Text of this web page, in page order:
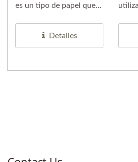
es un tipo de papel que
recubrimiento...
Detalles